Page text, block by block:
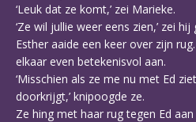
‘Leuk dat ze komt,’ zei Marieke.
‘Ze wil jullie weer eens zien,’ zei hij
Esther aaide een keer over zijn
elkaar even betekenisvol aan.
‘Misschien als ze me nu met Ed
doorkrijgt,’ knipoogde ze.
Ze hing met haar rug tegen Ed